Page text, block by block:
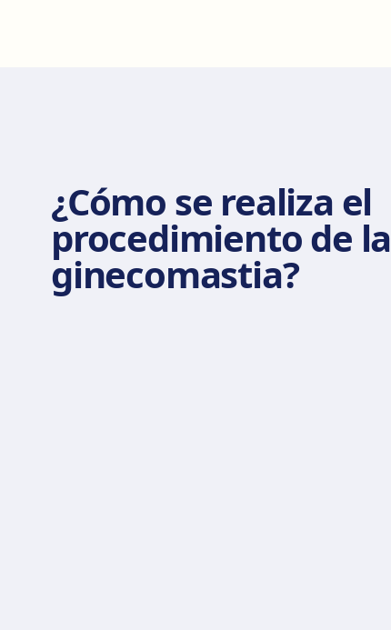
¿Cómo se realiza el
procedimiento de la
ginecomastia?